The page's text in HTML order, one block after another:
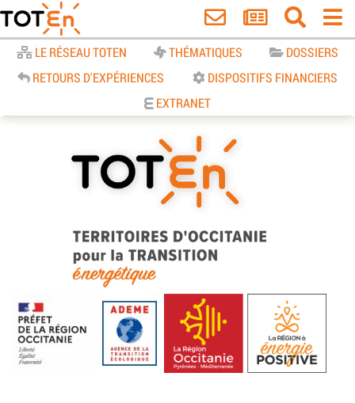
LE RÉSEAU TOTEN THÉMATIQUES
DOSSIERS
RETOURS D'EXPÉRIENCES
DISPOSITIFS FINANCIERS
EXTRANET
TOTEn Occitanie | Territoires
d’Occitanie pour la Transition
Energétique